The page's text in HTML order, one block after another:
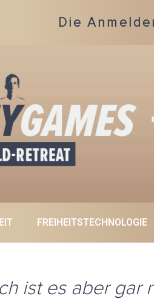
Die
FREIHEITSTECHNOLOGIE
ist es aber gar